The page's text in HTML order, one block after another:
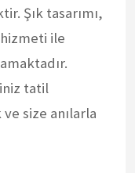
Şık tasarımı,
ile
tatil
size anılarla